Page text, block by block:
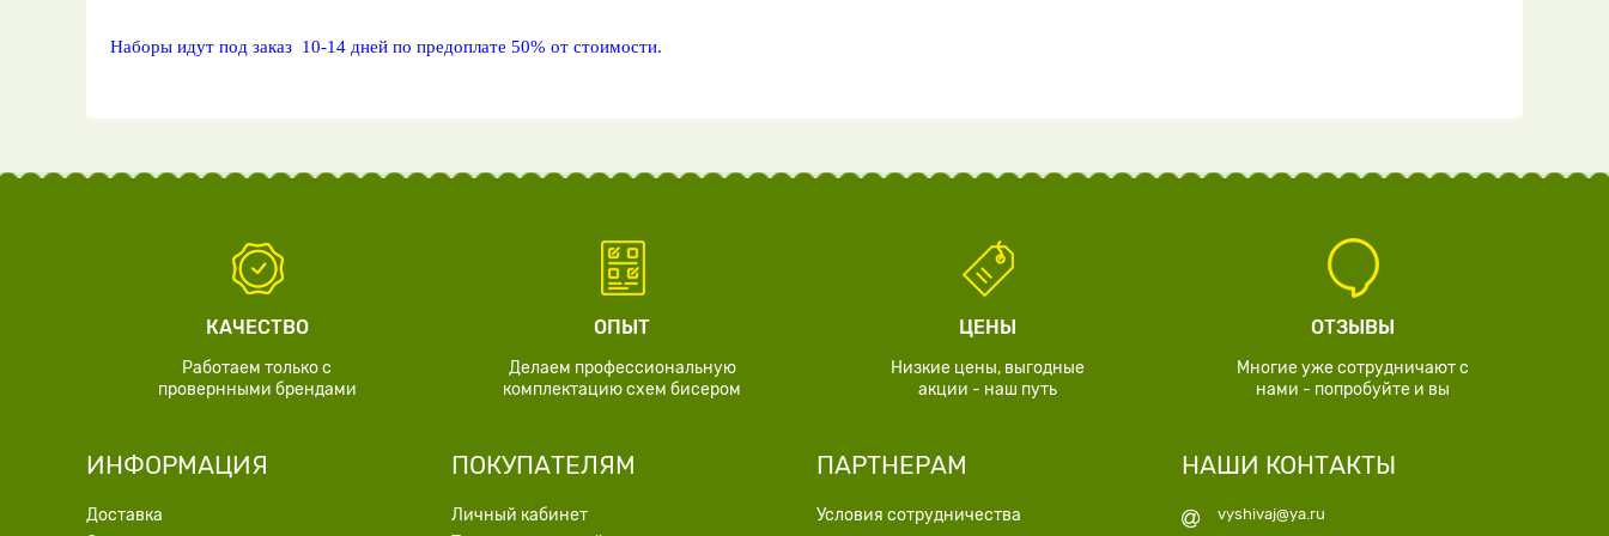
Наборы идут под заказ 10-14 дней по предоплате 50% от стоимости.
КАЧЕСТВО
Работаем только с
провернными брендами
ОПЫТ
Делаем профессиональную
комплектацию схем бисером
ЦЕНЫ
Низкие цены, выгодные
акции - наш путь
ОТЗЫВЫ
Многие уже сотрудничают с
нами - попробуйте и вы
ИНФОРМАЦИЯ
Доставка
ПОКУПАТЕЛЯМ
Личный кабинет
ПАРТНЕРАМ
Условия сотрудничества
НАШИ КОНТАКТЫ
vyshivaj@ya.ru